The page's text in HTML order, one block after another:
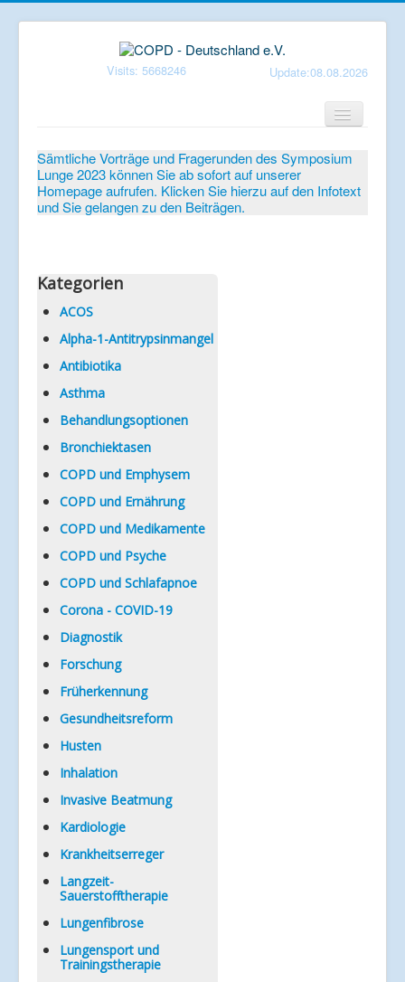
Visits: 5668246 Update:08.08.2026
Verein
Patientenbroschüren
Mediathek
Aktuelles
Veranstaltungen
Informationen
Sämtliche Vorträge und Fragerunden des Symposium
Lunge 2023 können Sie ab sofort auf unserer
Homepage aufrufen. Klicken Sie hierzu auf den Infotext
und Sie gelangen zu den Beiträgen.
Kategorien
ACOS
Alpha-1-Antitrypsinmangel
Antibiotika
Asthma
Behandlungsoptionen
Bronchiektasen
COPD und Emphysem
COPD und Ernährung
COPD und Medikamente
COPD und Psyche
COPD und Schlafapnoe
Corona - COVID-19
Diagnostik
Forschung
Früherkennung
Gesundheitsreform
Husten
Inhalation
Invasive Beatmung
Kardiologie
Krankheitserreger
Langzeit-
Sauerstofftherapie
Lungenfibrose
Lungensport und
Trainingstherapie